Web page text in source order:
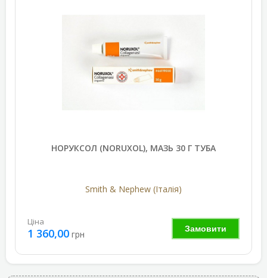
НОРУКСОЛ (NORUXOL), МАЗЬ 30 Г ТУБА
Smith & Nephew (Італія)
Замовити
Ціна
1 360,00 грн